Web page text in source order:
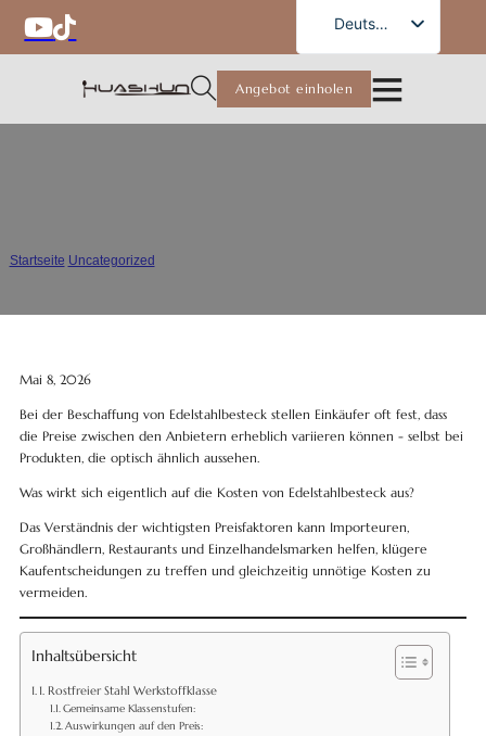
German
Deutsch
English
French
Angebot einholen
Startseite Uncategorized
Mai 8, 2026
Bei der Beschaffung von Edelstahlbesteck stellen Einkäufer oft fest, dass
die Preise zwischen den Anbietern erheblich variieren können - selbst bei
Produkten, die optisch ähnlich aussehen.
Was wirkt sich eigentlich auf die Kosten von Edelstahlbesteck aus?
Das Verständnis der wichtigsten Preisfaktoren kann Importeuren,
Großhändlern, Restaurants und Einzelhandelsmarken helfen, klügere
Kaufentscheidungen zu treffen und gleichzeitig unnötige Kosten zu
vermeiden.
Inhaltsübersicht
1. Rostfreier Stahl Werkstoffklasse
Gemeinsame Klassenstufen:
Auswirkungen auf den Preis: